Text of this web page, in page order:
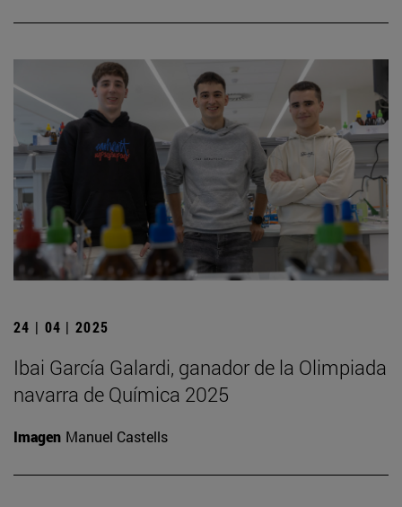
24 | 04 | 2025
Ibai García Galardi, ganador de la Olimpiada
navarra de Química 2025
Imagen Manuel Castells